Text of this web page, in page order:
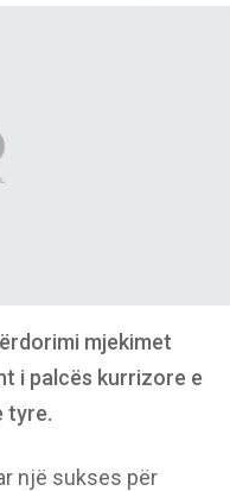
mjekimet
i palcës kurrizore e
tyre.
një sukses për